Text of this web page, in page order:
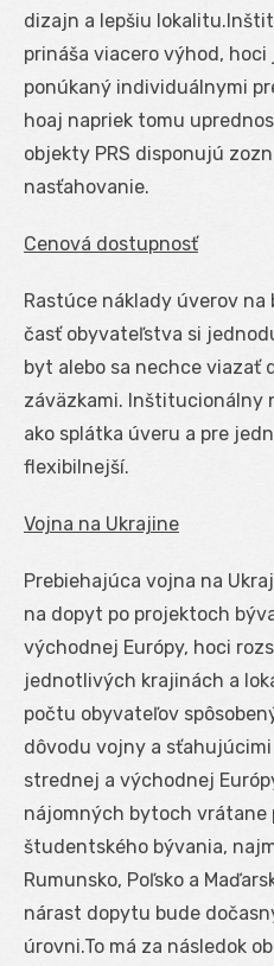
dizajn a lepšiu
prináša viacero výhod,
ponúkaný individuálnymi
hoaj napriek tomu
objekty PRS disponujú
nasťahovanie.
Cenová dostupnosť
Rastúce náklady úverov na
časť obyvateľstva si
byt alebo sa nechce viazať
záväzkami. Inštitucionálny
ako splátka úveru a pre
flexibilnejší.
Vojna na Ukrajine
Prebiehajúca vojna na
na dopyt po projektoch
východnej Európy, hoci
jednotlivých krajinách a
počtu obyvateľov
dôvodu vojny a
strednej a východnej
nájomných bytoch vrátane
študentského bývania,
Rumunsko, Poľsko a
nárast dopytu bude
úrovni.To má za následok